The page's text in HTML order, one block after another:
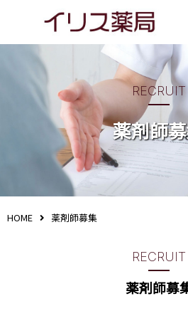
RECRUIT
薬剤師
HOME 薬剤師募集
RECRUIT
薬剤師募